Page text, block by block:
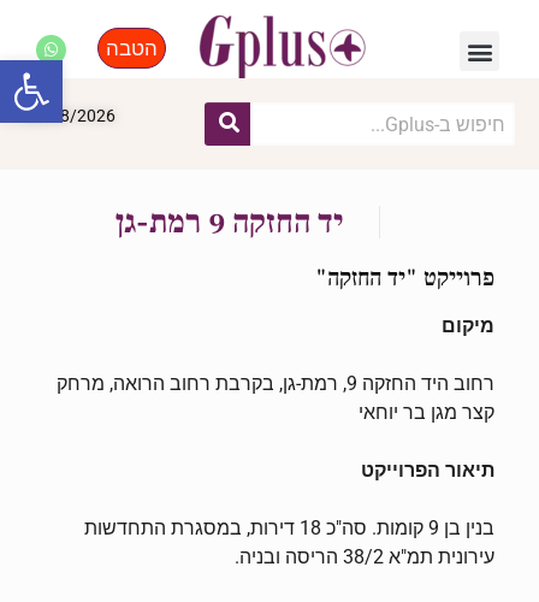
הטבה
06/08/2026
יד החזקה 9 רמת-גן
פרוייקט "יד החזקה"
מיקום
רחוב היד החזקה 9, רמת-גן, בקרבת רחוב הרואה, מרחק
קצר מגן בר יוחאי
תיאור הפרוייקט
בנין בן 9 קומות. סה"כ 18 דירות, במסגרת התחדשות
עירונית תמ"א 38/2 הריסה ובניה.
פתח